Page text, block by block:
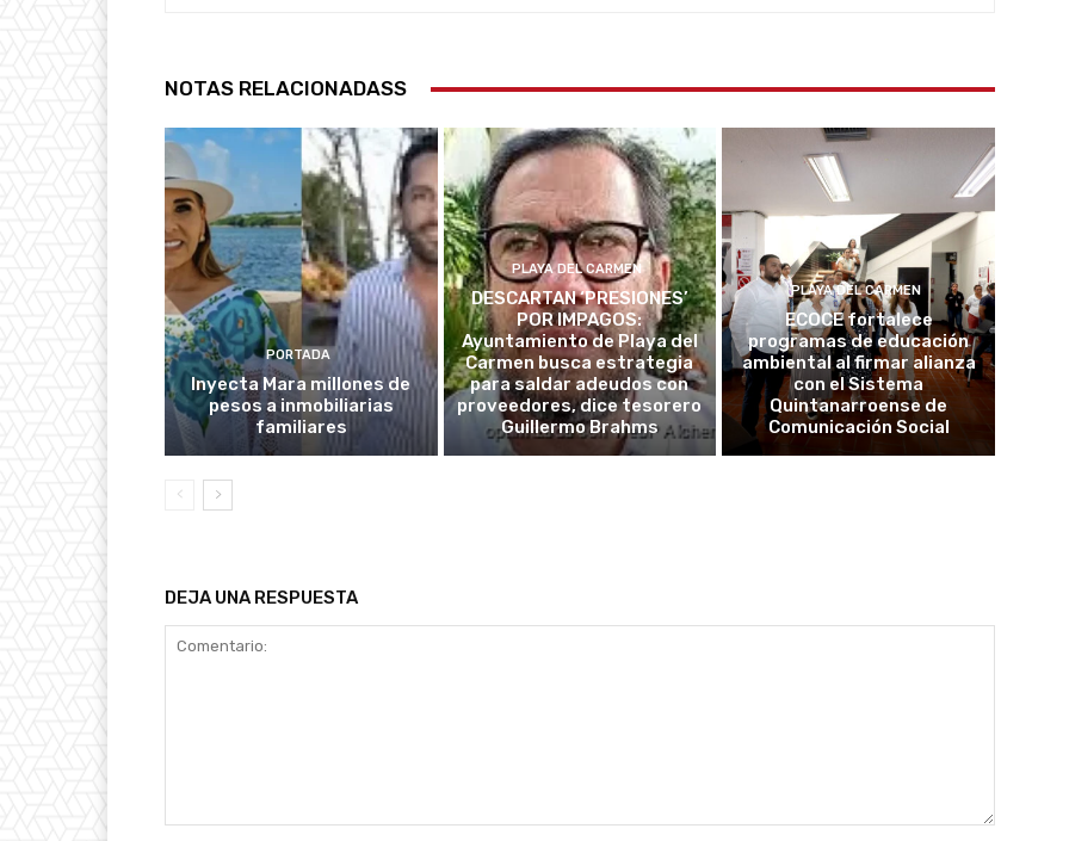
NOTAS RELACIONADASS
PORTADA
Inyecta Mara millones de
pesos a inmobiliarias
familiares
PLAYA DEL CARMEN
DESCARTAN ‘PRESIONES’
POR IMPAGOS:
Ayuntamiento de Playa del
Carmen busca estrategia
para saldar adeudos con
proveedores, dice tesorero
Guillermo Brahms
PLAYA DEL CARMEN
ECOCE fortalece
programas de educación
ambiental al firmar alianza
con el Sistema
Quintanarroense de
Comunicación Social
DEJA UNA RESPUESTA